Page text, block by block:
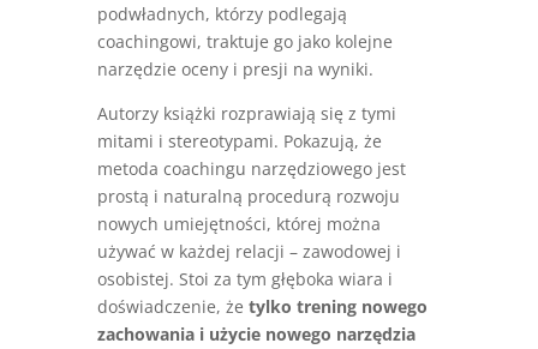
podwładnych, którzy podlegają
coachingowi, traktuje go jako kolejne
narzędzie oceny i presji na wyniki.
Autorzy książki rozprawiają się z tymi
mitami i stereotypami. Pokazują, że
metoda coachingu narzędziowego jest
prostą i naturalną procedurą rozwoju
nowych umiejętności, której można
używać w każdej relacji – zawodowej i
osobistej. Stoi za tym głęboka wiara i
doświadczenie, że tylko trening nowego
zachowania i użycie nowego narzędzia